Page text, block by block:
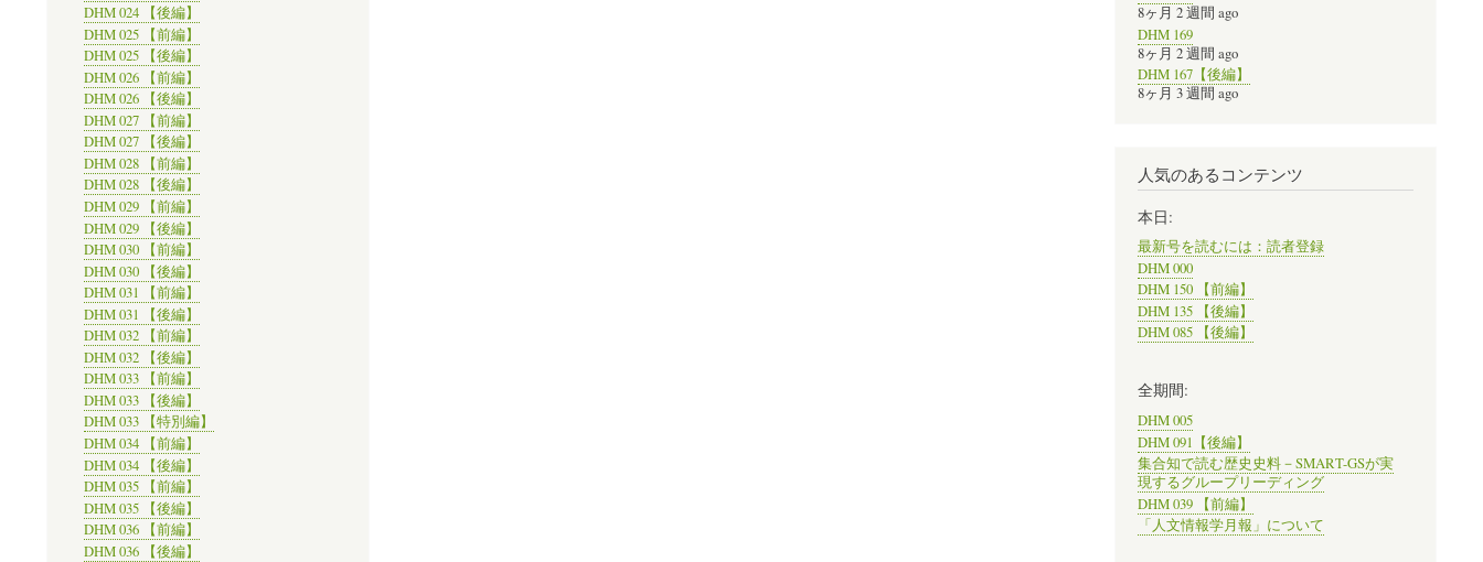
DHM 024 【後編】
DHM 025 【前編】
DHM 025 【後編】
DHM 026 【前編】
DHM 026 【後編】
DHM 027 【前編】
DHM 027 【後編】
DHM 028 【前編】
DHM 028 【後編】
DHM 029 【前編】
DHM 029 【後編】
DHM 030 【前編】
DHM 030 【後編】
DHM 031 【前編】
DHM 031 【後編】
DHM 032 【前編】
DHM 032 【後編】
DHM 033 【前編】
DHM 033 【後編】
DHM 033 【特別編】
DHM 034 【前編】
DHM 034 【後編】
DHM 035 【前編】
DHM 035 【後編】
DHM 036 【前編】
DHM 036 【後編】
8ヶ月 2 週間 ago
DHM 169
8ヶ月 2 週間 ago
DHM 167【後編】
8ヶ月 3 週間 ago
人気のあるコンテンツ
本日:
最新号を読むには：読者登録
DHM 000
DHM 150 【前編】
DHM 135 【後編】
DHM 085 【後編】
全期間:
DHM 005
DHM 091【後編】
集合知で読む歴史史料－SMART-GSが実
現するグループリーディング
DHM 039 【前編】
「人文情報学月報」について